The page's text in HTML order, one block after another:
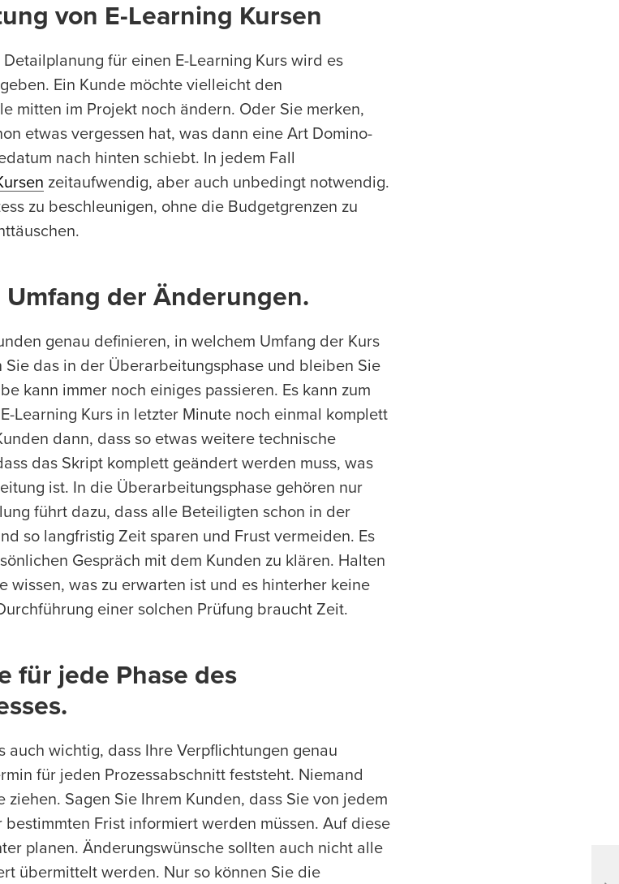
von E-Learning Kursen
für einen E-Learning Kurs wird es
Ein Kunde möchte vielleicht den
mitten im Projekt noch ändern. Oder Sie merken,
etwas vergessen hat, was dann eine Art Domino-
nach hinten schiebt. In jedem Fall
zeitaufwendig, aber auch unbedingt notwendig.
zu beschleunigen, ohne die Budgetgrenzen zu
Umfang der Änderungen.
genau definieren, in welchem Umfang der Kurs
das in der Überarbeitungsphase und bleiben Sie
kann immer noch einiges passieren. Es kann zum
Learning Kurs in letzter Minute noch einmal komplett
dann, dass so etwas weitere technische
das Skript komplett geändert werden muss, was
ist. In die Überarbeitungsphase gehören nur
führt dazu, dass alle Beteiligten schon in der
so langfristig Zeit sparen und Frust vermeiden. Es
Gespräch mit dem Kunden zu klären. Halten
wissen, was zu erwarten ist und es hinterher keine
einer solchen Prüfung braucht Zeit.
für jede Phase des
auch wichtig, dass Ihre Verpflichtungen genau
für jeden Prozessabschnitt feststeht. Niemand
Sagen Sie Ihrem Kunden, dass Sie von jedem
Frist informiert werden müssen. Auf diese
planen. Änderungswünsche sollten auch nicht alle
übermittelt werden. Nur so können Sie die